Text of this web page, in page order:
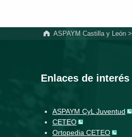
ASPAYM Castilla y León>
Enlaces de interés
ASPAYM CyL Juventud
CETEO
Ortopedia CETEO